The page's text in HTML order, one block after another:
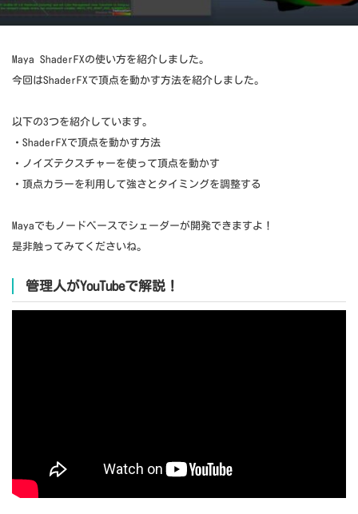
Maya ShaderFXの使い方を紹介しました。
今回はShaderFXで頂点を動かす方法を紹介しました。
以下の3つを紹介しています。
・ShaderFXで頂点を動かす方法
・ノイズテクスチャーを使って頂点を動かす
・頂点カラーを利用して強さとタイミングを調整する
Mayaでもノードベースでシェーダーが開発できますよ！
是非触ってみてくださいね。
管理人がYouTubeで解説！